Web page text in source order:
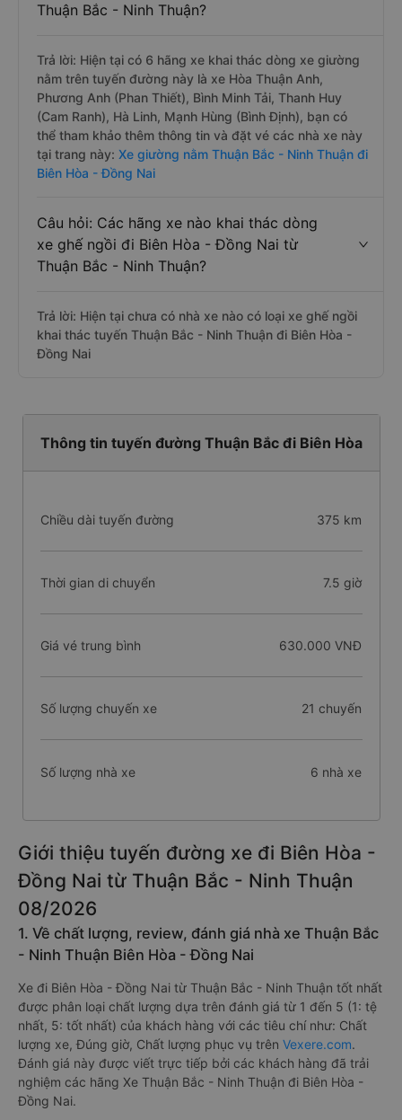
Thuận Bắc - Ninh Thuận?
Trả lời: Hiện tại có 6 hãng xe khai thác dòng xe giường
nằm trên tuyến đường này là xe Hòa Thuận Anh,
Phương Anh (Phan Thiết), Bình Minh Tải, Thanh Huy
(Cam Ranh), Hà Linh, Mạnh Hùng (Bình Định), bạn có
thể tham khảo thêm thông tin và đặt vé các nhà xe này
tại trang này: Xe giường nằm Thuận Bắc - Ninh Thuận đi
Biên Hòa - Đồng Nai
Câu hỏi: Các hãng xe nào khai thác dòng
xe ghế ngồi đi Biên Hòa - Đồng Nai từ
Thuận Bắc - Ninh Thuận?
Trả lời: Hiện tại chưa có nhà xe nào có loại xe ghế ngồi
khai thác tuyến Thuận Bắc - Ninh Thuận đi Biên Hòa -
Đồng Nai
Thông tin tuyến đường Thuận Bắc đi Biên Hòa
Chiều dài tuyến đường 375 km
Thời gian di chuyển 7.5 giờ
Giá vé trung bình 630.000 VNĐ
Số lượng chuyến xe 21 chuyến
Số lượng nhà xe 6 nhà xe
Giới thiệu tuyến đường xe đi Biên Hòa -
Đồng Nai từ Thuận Bắc - Ninh Thuận
08/2026
1. Về chất lượng, review, đánh giá nhà xe Thuận Bắc
- Ninh Thuận Biên Hòa - Đồng Nai
Xe đi Biên Hòa - Đồng Nai từ Thuận Bắc - Ninh Thuận tốt nhất
được phân loại chất lượng dựa trên đánh giá từ 1 đến 5 (1: tệ
nhất, 5: tốt nhất) của khách hàng với các tiêu chí như: Chất
lượng xe, Đúng giờ, Chất lượng phục vụ trên Vexere.com.
Đánh giá này được viết trực tiếp bởi các khách hàng đã trải
nghiệm các hãng Xe Thuận Bắc - Ninh Thuận đi Biên Hòa -
Đồng Nai.